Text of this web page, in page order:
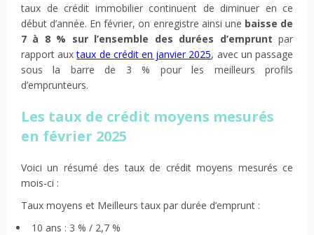
taux de crédit immobilier continuent de diminuer en ce
début d’année. En février, on enregistre ainsi une baisse de
7 à 8 % sur l’ensemble des durées d’emprunt par
rapport auxtaux de crédit en janvier 2025, avec un passage
sous la barre de 3 % pour les meilleurs profils
d’emprunteurs.
Les taux de crédit moyens mesurés
en février 2025
Voici un résumé des taux de crédit moyens mesurés ce
mois-ci :
Taux moyens et Meilleurs taux par durée d’emprunt :
10 ans : 3 % / 2,7 %